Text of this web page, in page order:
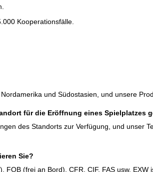
Kooperationsfälle.
und Südostasien, und unsere
für die Eröffnung eines Spielplatzes
des Standorts zur Verfügung, und
Sie?
FOB (frei an Bord), CFR, CIF, FAS usw.